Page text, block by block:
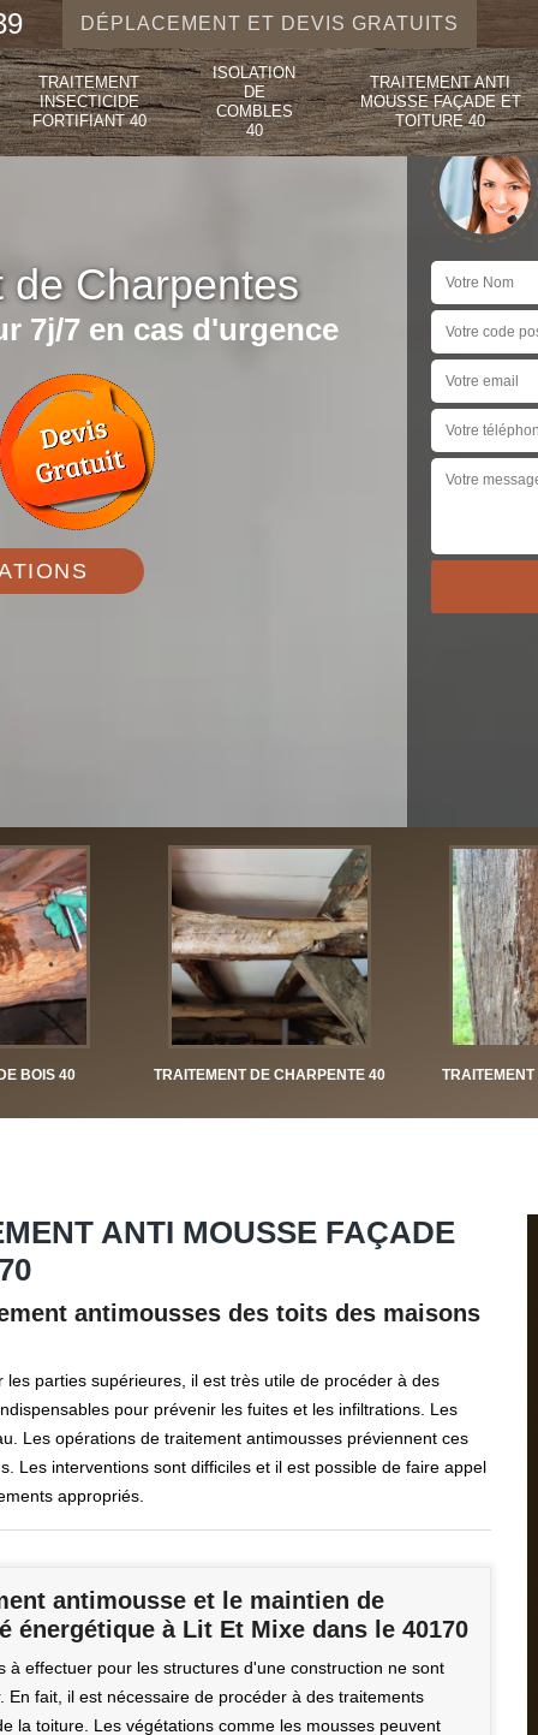
DÉPLACEMENT ET DEVIS GRATUITS
TRAITEMENT
INSECTICIDE
FORTIFIANT 40
ISOLATION
DE
COMBLES
40
TRAITEMENT ANTI
MOUSSE FAÇADE ET
TOITURE 40
de Charpentes
7j/7 en cas d'urgence
BOIS 40 TRAITEMENT DE CHARPENTE 40
ANTI MOUSSE FAÇADE
antimousses des toits des maisons
parties supérieures, il est très utile de procéder à des
pour prévenir les fuites et les infiltrations. Les
Les opérations de traitement antimousses préviennent ces
Les interventions sont difficiles et il est possible de faire appel
appropriés.
antimousse et le maintien de
énergétique à Lit Et Mixe dans le 40170
à effectuer pour les structures d'une construction ne sont
En fait, il est nécessaire de procéder à des traitements
la toiture. Les végétations comme les mousses peuvent